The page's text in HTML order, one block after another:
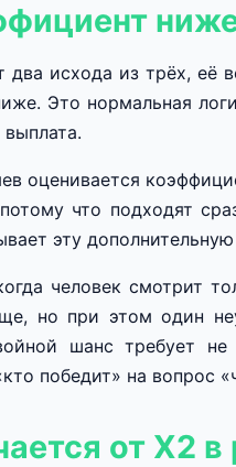
два исхода из трёх,
Это нормальная
оценивается
что подходят
эту
человек смотрит
но при этом один
шанс требует
победит» на вопрос
от X2